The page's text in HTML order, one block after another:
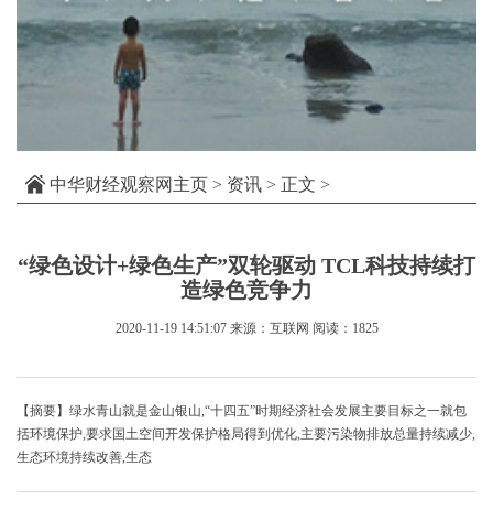
中华财经观察网主页 > 资讯 > 正文 >
“绿色设计+绿色生产”双轮驱动 TCL科技持续打
造绿色竞争力
2020-11-19 14:51:07 来源：互联网 阅读：1825
【摘要】绿水青山就是金山银山,“十四五”时期经济社会发展主要目标之一就包
括环境保护,要求国土空间开发保护格局得到优化,主要污染物排放总量持续减少,
生态环境持续改善,生态